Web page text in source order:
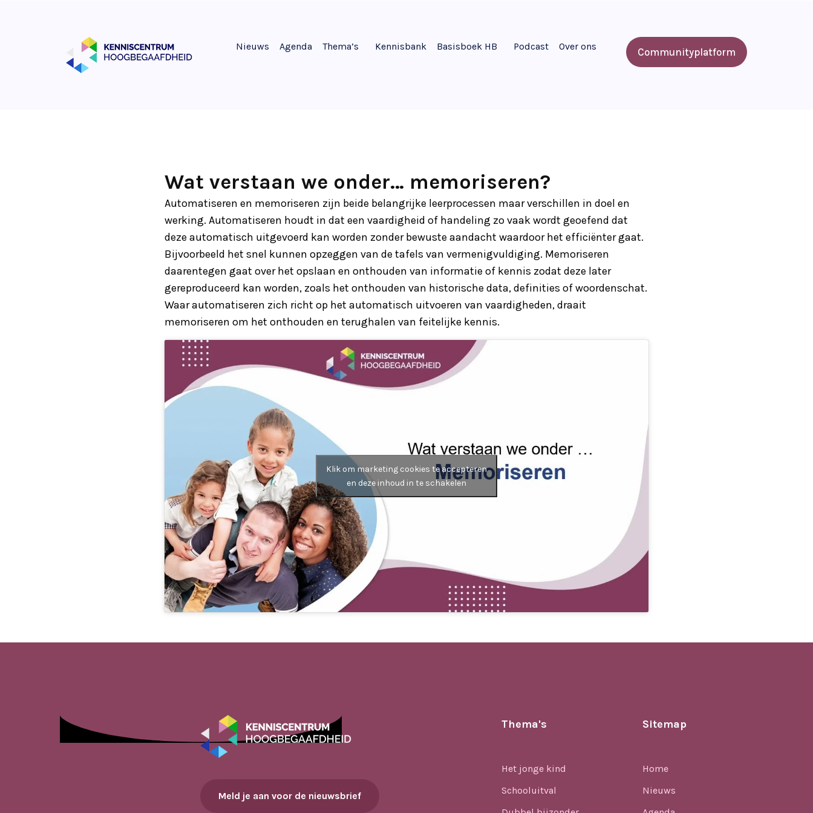
Nieuws Agenda Thema’s Kennisbank Basisboek HB Podcast Over ons Communityplatform
Wat verstaan we onder… memoriseren?
Automatiseren en memoriseren zijn beide belangrijke leerprocessen maar verschillen in doel en
werking. Automatiseren houdt in dat een vaardigheid of handeling zo vaak wordt geoefend dat
deze automatisch uitgevoerd kan worden zonder bewuste aandacht waardoor het efficiënter gaat.
Bijvoorbeeld het snel kunnen opzeggen van de tafels van vermenigvuldiging. Memoriseren
daarentegen gaat over het opslaan en onthouden van informatie of kennis zodat deze later
gereproduceerd kan worden, zoals het onthouden van historische data, definities of woordenschat.
Waar automatiseren zich richt op het automatisch uitvoeren van vaardigheden, draait
memoriseren om het onthouden en terughalen van feitelijke kennis.
Klik om marketing cookies te accepteren
en deze inhoud in te schakelen
Meld je aan voor de nieuwsbrief
Thema's
Het jonge kind
Schooluitval
Sitemap
Home
Nieuws